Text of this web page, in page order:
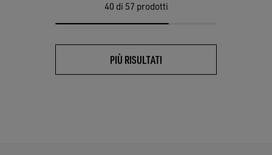
40 di 57 prodotti
PIÙ RISULTATI